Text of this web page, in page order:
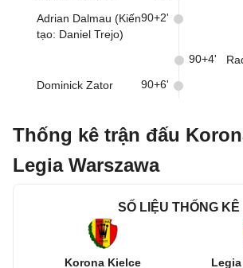
Adrian Dalmau (Kiến
tạo: Daniel Trejo)
90+2'
90+4'
Dominick Zator 90+6'
Thống kê trận đấu
Legia Warszawa
SỐ LIỆU THỐNG KÊ
Korona Kielce Legia